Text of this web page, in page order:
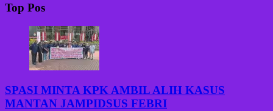
Top Pos
SPASI MINTA KPK AMBIL ALIH KASUS
MANTAN JAMPIDSUS FEBRI